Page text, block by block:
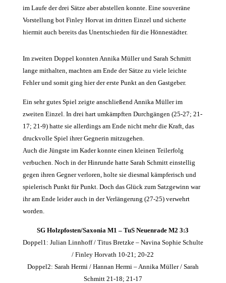
im Laufe der drei Sätze aber abstellen konnte. Eine souveräne
Vorstellung bot Finley Horvat im dritten Einzel und sicherte
hiermit auch bereits das Unentschieden für die Hönnestädter.
Im zweiten Doppel konnten Annika Müller und Sarah Schmitt
lange mithalten, machten am Ende der Sätze zu viele leichte
Fehler und somit ging hier der erste Punkt an den Gastgeber.
Ein sehr gutes Spiel zeigte anschließend Annika Müller im
zweiten Einzel. In drei hart umkämpften Durchgängen (25-27; 21-
17; 21-9) hatte sie allerdings am Ende nicht mehr die Kraft, das
druckvolle Spiel ihrer Gegnerin mitzugehen.
Auch die Jüngste im Kader konnte einen kleinen Teilerfolg
verbuchen. Noch in der Hinrunde hatte Sarah Schmitt einstellig
gegen ihren Gegner verloren, holte sie diesmal kämpferisch und
spielerisch Punkt für Punkt. Doch das Glück zum Satzgewinn war
ihr am Ende leider auch in der Verlängerung (27-25) verwehrt
worden.
SG Holzpfosten/Saxonia M1 – TuS Neuenrade M2 3:3
Doppel1: Julian Linnhoff / Titus Bretzke – Navina Sophie Schulte
/ Finley Horvath 10-21; 20-22
Doppel2: Sarah Hermi / Hannan Hermi – Annika Müller / Sarah
Schmitt 21-18; 21-17